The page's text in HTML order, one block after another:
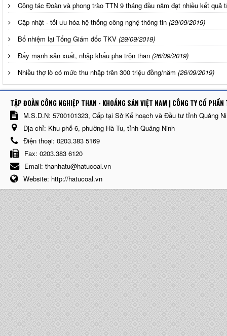
Công tác Đoàn và phong trào TTN 9 tháng đầu năm đạt nhiều kết quả
Cập nhật - tối ưu hóa hệ thống công nghệ thông tin (29/09/2019)
Bổ nhiệm lại Tổng Giám đốc TKV (29/09/2019)
Đẩy mạnh sản xuất, nhập khẩu pha trộn than (26/09/2019)
Nhiều thợ lò có mức thu nhập trên 300 triệu đồng/năm (26/09/2019)
TẬP ĐOÀN CÔNG NGHIỆP THAN - KHOÁNG SẢN VIỆT NAM | CÔNG TY CỔ
M.S.D.N: 5700101323, Cấp tại Sở Kế hoạch và Đầu tư tỉnh Quảng
Địa chỉ: Khu phố 6, phường Hà Tu, tỉnh Quảng Ninh
Điện thoại: 0203.383 5169
Fax: 0203.383 6120
Email: thanhatu@hatucoal.vn
Website: http://hatucoal.vn